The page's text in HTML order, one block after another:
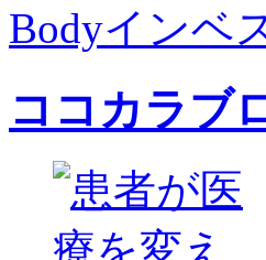
Bodyインベ
ココカラブ